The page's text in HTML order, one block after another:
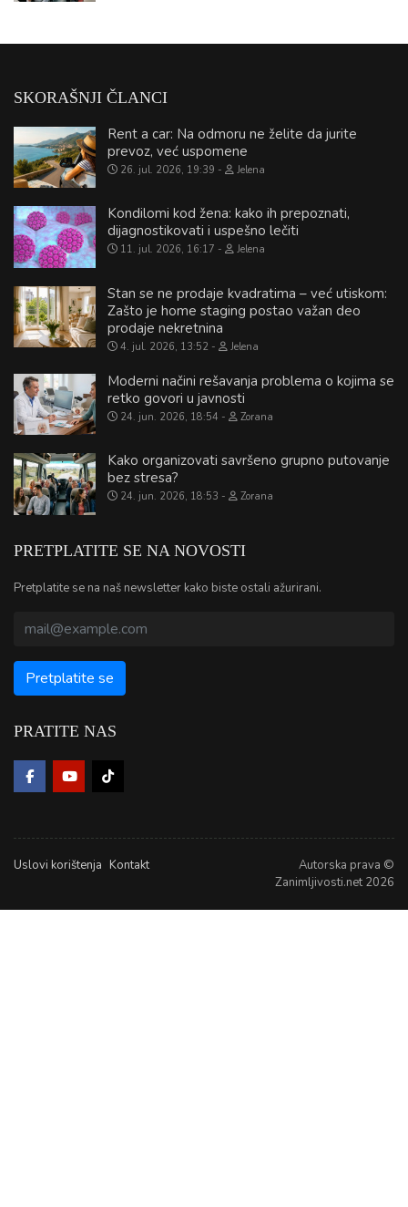
SKORAŠNJI ČLANCI
Rent a car: Na odmoru ne želite da jurite
prevoz, već uspomene
26. jul. 2026, 19:39 Jelena
Kondilomi kod žena: kako ih prepoznati,
dijagnostikovati i uspešno lečiti
11. jul. 2026, 16:17 Jelena
Stan se ne prodaje kvadratima – već utiskom:
Zašto je home staging postao važan deo
prodaje nekretnina
4. jul. 2026, 13:52 Jelena
Moderni načini rešavanja problema o kojima se
retko govori u javnosti
24. jun. 2026, 18:54 Zorana
Kako organizovati savršeno grupno putovanje
bez stresa?
24. jun. 2026, 18:53 Zorana
PRETPLATITE SE NA NOVOSTI
Pretplatite se na naš newsletter kako biste ostali ažurirani.
PRATITE NAS
Uslovi korištenja Kontakt
Autorska prava ©
Zanimljivosti.net 2026